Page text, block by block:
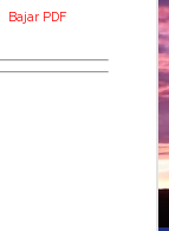
Bajar PDF